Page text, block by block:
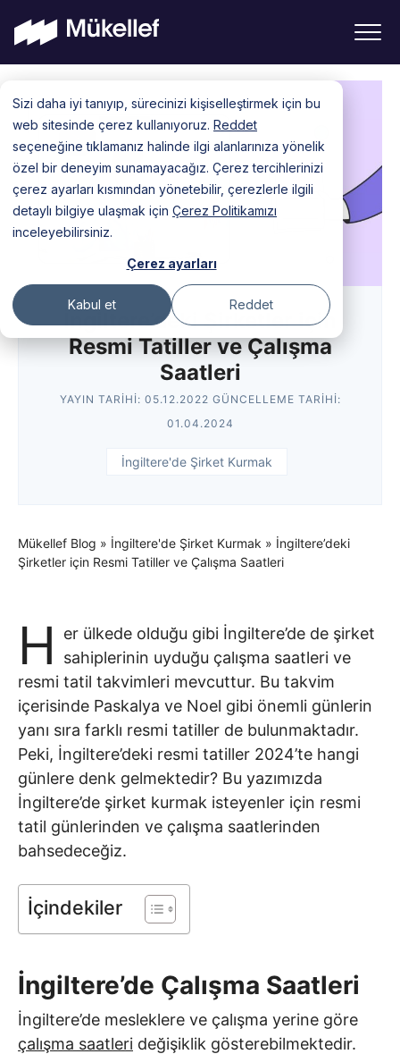
Sizi daha iyi tanıyıp, sürecinizi kişiselleştirmek için bu
web sitesinde çerez kullanıyoruz. Reddet
seçeneğine tıklamanız halinde ilgi alanlarınıza yönelik
özel bir deneyim sunamayacağız. Çerez tercihlerinizi
çerez ayarları kısmından yönetebilir, çerezlerle ilgili
detaylı bilgiye ulaşmak için Çerez Politikamızı
inceleyebilirsiniz.
Çerez ayarları
Kabul et Reddet
content
İngiltere’deki Şirketler için
Resmi Tatiller ve Çalışma
Saatleri
YAYIN TARIHI: 05.12.2022 GÜNCELLEME TARIHI:
01.04.2024
İngiltere'de Şirket Kurmak
Mükellef Blog » İngiltere'de Şirket Kurmak » İngiltere’deki
Şirketler için Resmi Tatiller ve Çalışma Saatleri
H
er ülkede olduğu gibi İngiltere’de de şirket
sahiplerinin uyduğu çalışma saatleri ve
resmi tatil takvimleri mevcuttur. Bu takvim
içerisinde Paskalya ve Noel gibi önemli günlerin
yanı sıra farklı resmi tatiller de bulunmaktadır.
Peki, İngiltere’deki resmi tatiller 2024’te hangi
günlere denk gelmektedir? Bu yazımızda
İngiltere’de şirket kurmak isteyenler için resmi
tatil günlerinden ve çalışma saatlerinden
bahsedeceğiz.
İçindekiler
İngiltere’de Çalışma Saatleri
İngiltere’de mesleklere ve çalışma yerine göre
çalışma saatleri değişiklik gösterebilmektedir.